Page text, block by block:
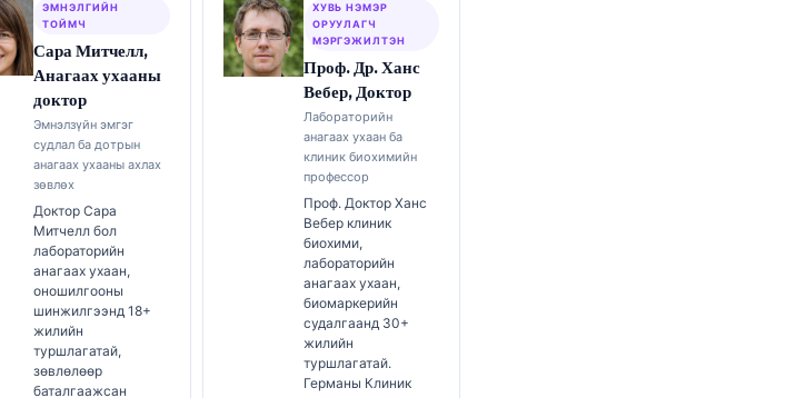
ЭМНЭЛГИЙН
ТОЙМЧ
Сара Митчелл,
Анагаах ухааны
доктор
Эмнэлзүйн эмгэг
судлал ба дотрын
анагаах ухааны ахлах
зөвлөх
Доктор Сара
Митчелл бол
лабораторийн
анагаах ухаан,
оношилгооны
шинжилгээнд 18+
жилийн
туршлагатай,
зөвлөлөөр
баталгаажсан
ХУВЬ НЭМЭР
ОРУУЛАГЧ
МЭРГЭЖИЛТЭН
Проф. Др. Ханс
Вебер, Доктор
Лабораторийн
анагаах ухаан ба
клиник биохимийн
профессор
Проф. Доктор Ханс
Вебер клиник
биохими,
лабораторийн
анагаах ухаан,
биомаркерийн
судалгаанд 30+
жилийн
туршлагатай.
Германы Клиник